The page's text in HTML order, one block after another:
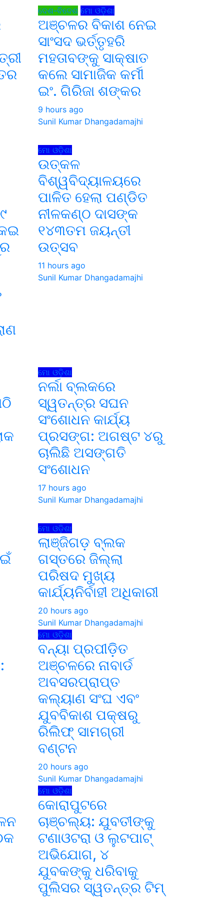
ଦେଶ-ବିଦେଶ ମୋ ଓଡ଼ିଶା
ଅଞ୍ଚଳର ବିକାଶ ନେଇ
ସାଂସଦ ଭର୍ତ୍ତୃହରି
ମହତାବଙ୍କୁ ସାକ୍ଷାତ
କଲେ ସାମାଜିକ କର୍ମୀ
ଇଂ. ଗିରିଜା ଶଙ୍କର
9 hours ago
Sunil Kumar Dhangadamajhi
ମୋ ଓଡ଼ିଶା
ଉତ୍କଳ
ବିଶ୍ୱବିଦ୍ୟାଳୟରେ
ପାଳିତ ହେଲା ପଣ୍ଡିତ
ନୀଳକଣ୍ଠ ଦାସଙ୍କ
୧୪୩ତମ ଜୟନ୍ତୀ
ଉତ୍ସବ
11 hours ago
Sunil Kumar Dhangadamajhi
ମୋ ଓଡ଼ିଶା
ନର୍ଲା ବ୍ଲକରେ
ସ୍ୱତନ୍ତ୍ର ସଘନ
ସଂଶୋଧନ କାର୍ଯ୍ୟ
ପ୍ରସଙ୍ଗ: ଅଗଷ୍ଟ ୪ରୁ
ଚାଲିଛି ଅସଙ୍ଗତି
ସଂଶୋଧନ
17 hours ago
Sunil Kumar Dhangadamajhi
ମୋ ଓଡ଼ିଶା
ଲାଞ୍ଜିଗଡ଼ ବ୍ଲକ
ଗସ୍ତରେ ଜିଲ୍ଲା
ପରିଷଦ ମୁଖ୍ୟ
କାର୍ଯ୍ୟନିର୍ବାହୀ ଅଧିକାରୀ
20 hours ago
Sunil Kumar Dhangadamajhi
ମୋ ଓଡ଼ିଶା
ବନ୍ୟା ପ୍ରପୀଡ଼ିତ
ଅଞ୍ଚଳରେ ନାବାର୍ଡ
ଅବସରପ୍ରାପ୍ତ
କଲ୍ୟାଣ ସଂଘ ଏବଂ
ଯୁବବିକାଶ ପକ୍ଷରୁ
ରିଲିଫ୍ ସାମଗ୍ରୀ
ବଣ୍ଟନ
20 hours ago
Sunil Kumar Dhangadamajhi
ମୋ ଓଡ଼ିଶା
କୋରାପୁଟରେ
ଚାଞ୍ଚଲ୍ୟ: ଯୁବତୀଙ୍କୁ
ଟଣାଓଟରା ଓ ଲୁଟପାଟ୍
ଅଭିଯୋଗ, ୪
ଯୁବକଙ୍କୁ ଧରିବାକୁ
ପୁଲିସର ସ୍ୱତନ୍ତ୍ର ଟିମ୍